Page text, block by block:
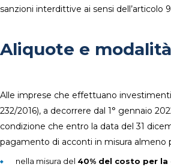
sanzioni interdittive ai sensi dell’articolo
Aliquote e
Alle imprese che effettuano investimenti
232/2016), a decorrere dal 1° gennaio
condizione che entro la data del 31
pagamento di acconti in misura almeno
nella misura del 40% del costo per